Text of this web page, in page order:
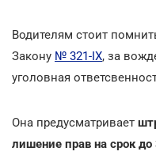
Водителям стоит
Закону № 321-IX, за
уголовная
Она предусматривает
лишение прав на срок до